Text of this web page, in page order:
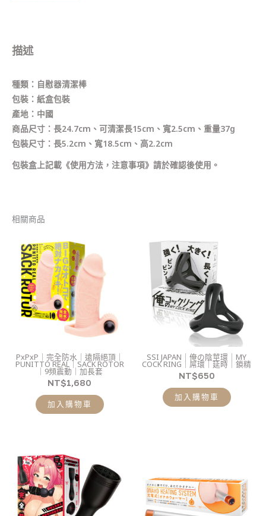
描述
種類：自慰器清潔棒
包裝：紙盒包裝
產地：中國
商品尺寸：長24.7cm、可清潔長15cm、寬2.5cm、重量37g
包裝尺寸：長5.2cm、寬18.5cm、高2.2cm
包裝盒上記載《使用方法，注意事項》請於確認後使用。
相關商品
PxPxP｜完全防水｜遠隔絕頂｜
PUNITTO REAL｜SACK ROTOR
｜9頻震動｜加長套
NT$1,680
加入購物車
SSI JAPAN｜俺の陰莖環｜MY
COCK RING｜屌環｜延時｜鎖精
NT$650
加入購物車